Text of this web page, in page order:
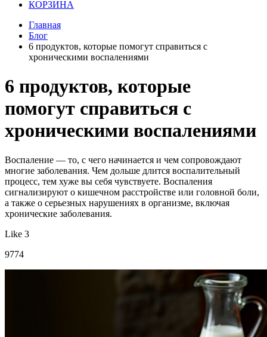
КОРЗИНА
Главная
Блог
6 продуктов, которые помогут справиться с
хроническими воспалениями
6 продуктов, которые
помогут справиться с
хроническими воспалениями
Воспаление — то, с чего начинается и чем сопровождают
многие заболевания. Чем дольше длится воспалительный
процесс, тем хуже вы себя чувствуете. Воспаления
сигнализируют о кишечном расстройстве или головной боли,
а также о серьезных нарушениях в организме, включая
хронические заболевания.
Like 3
9774